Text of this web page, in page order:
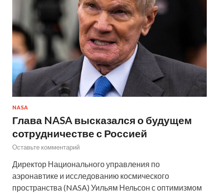
NASA
Глава NASA высказался о будущем
сотрудничестве с Россией
Оставьте комментарий
Директор Национального управления по
аэронавтике и исследованию космического
пространства (NASA) Уильям Нельсон с оптимизмом